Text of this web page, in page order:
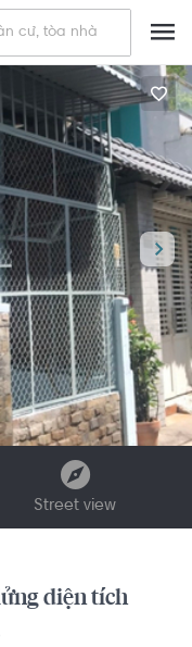
Street view
diện tích